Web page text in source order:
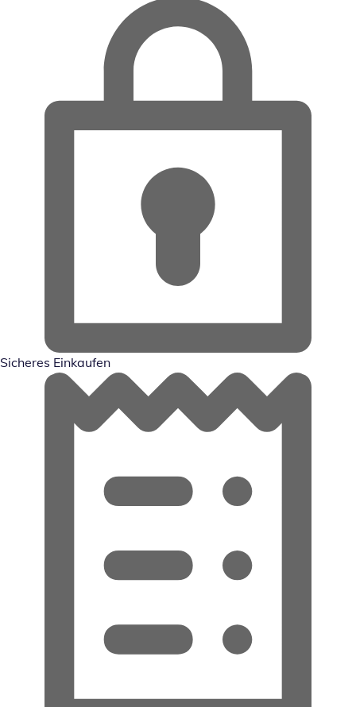
Sicheres Einkaufen